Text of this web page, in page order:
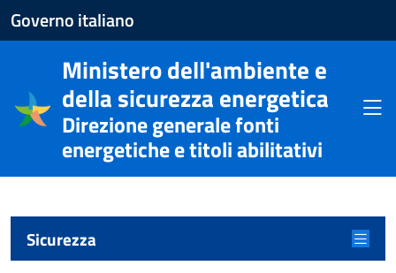
Apre
il
del
Governo
italiano
Governo italiano
Ministero dell'ambiente e
della sicurezza energetica
Direzione generale fonti
energetiche e titoli abilitativi
Sicurezza
Apri